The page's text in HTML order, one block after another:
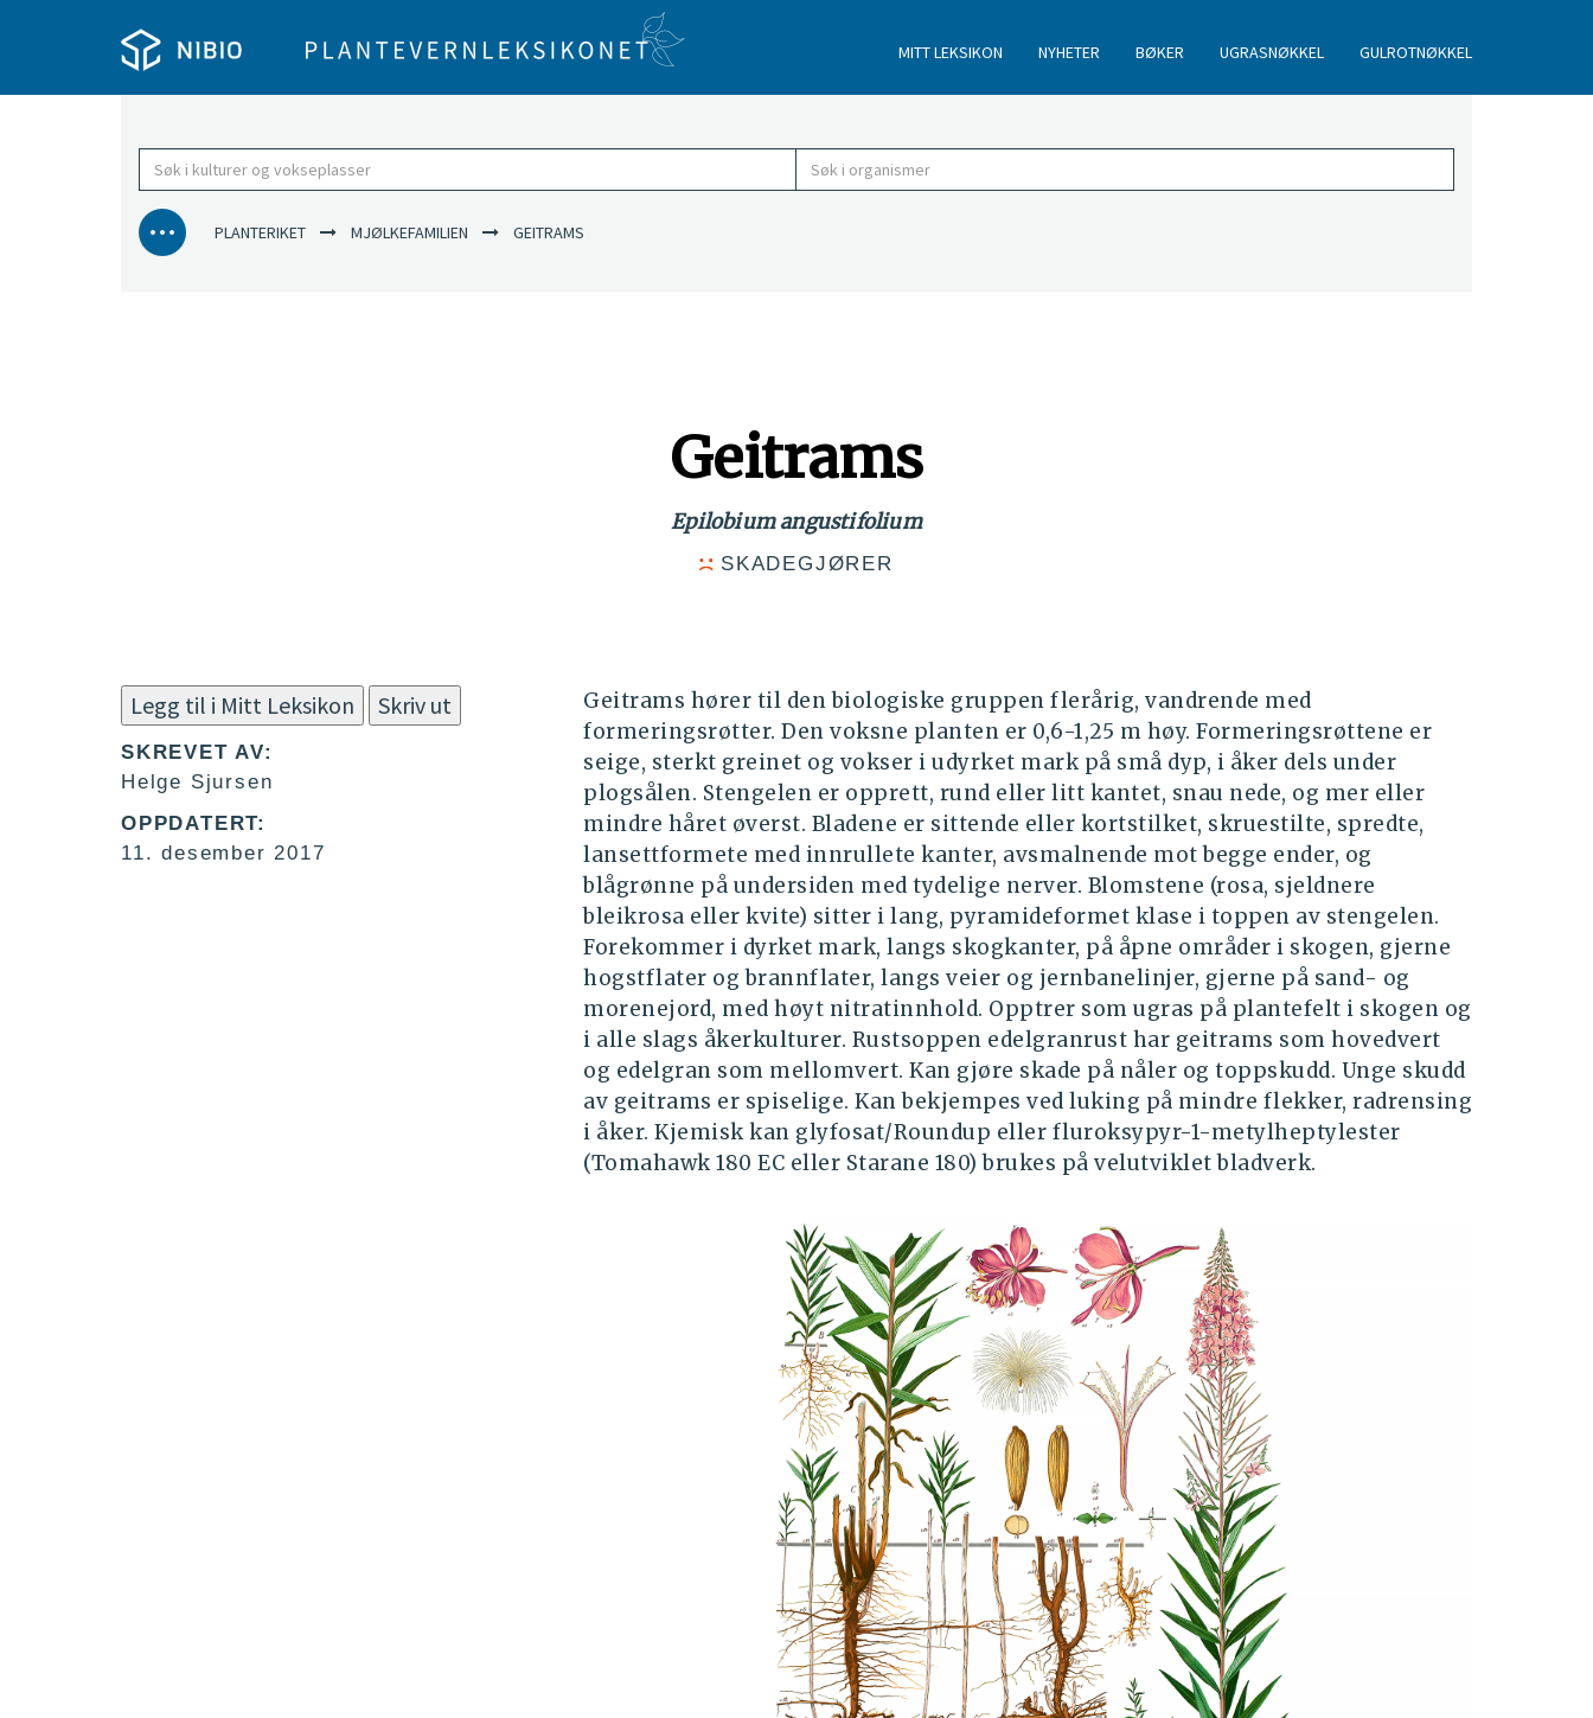
MITT LEKSIKON NYHETER BØKER UGRASNØKKEL GULROTNØKKEL
PLANTERIKET MJØLKEFAMILIEN GEITRAMS
Geitrams
Epilobium angustifolium
SKADEGJØRER
Legg til i Mitt Leksikon Skriv ut
SKREVET AV:
Helge Sjursen
OPPDATERT:
11. desember 2017
Geitrams hører til den biologiske gruppen flerårig, vandrende med
formeringsrøtter. Den voksne planten er 0,6-1,25 m høy. Formeringsrøttene er
seige, sterkt greinet og vokser i udyrket mark på små dyp, i åker dels under
plogsålen. Stengelen er opprett, rund eller litt kantet, snau nede, og mer eller
mindre håret øverst. Bladene er sittende eller kortstilket, skruestilte, spredte,
lansettformete med innrullete kanter, avsmalnende mot begge ender, og
blågrønne på undersiden med tydelige nerver. Blomstene (rosa, sjeldnere
bleikrosa eller kvite) sitter i lang, pyramideformet klase i toppen av stengelen.
Forekommer i dyrket mark, langs skogkanter, på åpne områder i skogen, gjerne
hogstflater og brannflater, langs veier og jernbanelinjer, gjerne på sand- og
morenejord, med høyt nitratinnhold. Opptrer som ugras på plantefelt i skogen og
i alle slags åkerkulturer. Rustsoppen edelgranrust har geitrams som hovedvert
og edelgran som mellomvert. Kan gjøre skade på nåler og toppskudd. Unge skudd
av geitrams er spiselige. Kan bekjempes ved luking på mindre flekker, radrensing
i åker. Kjemisk kan glyfosat/Roundup eller fluroksypyr-1-metylheptylester
(Tomahawk 180 EC eller Starane 180) brukes på velutviklet bladverk.